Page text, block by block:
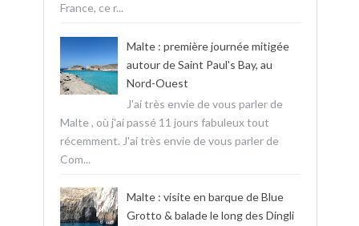
France, ce r...
Malte : première journée mitigée
autour de Saint Paul's Bay, au
Nord-Ouest
J'ai très envie de vous parler de
Malte , où j'ai passé 11 jours fabuleux tout
récemment. J'ai très envie de vous parler de
Com...
Malte : visite en barque de Blue
Grotto & balade le long des Dingli